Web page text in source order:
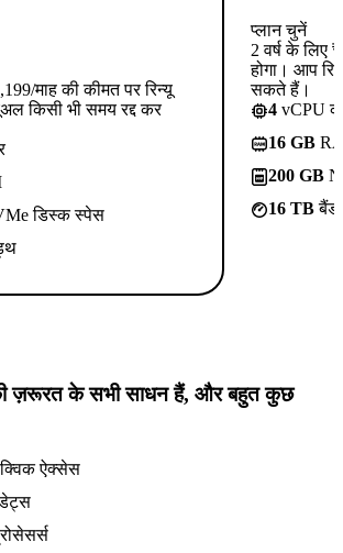
माह की कीमत पर रिन्यू
किसी भी समय रद्द कर
डिस्क स्पेस
प्लान चुनें
2 वर्ष के लिए
होगा। आप
सकते हैं।
4 vCPU
16 GB
200 GB
16 TB
ज़रूरत के सभी साधनहैं, और बहुत कुछ
ऐक्सेस